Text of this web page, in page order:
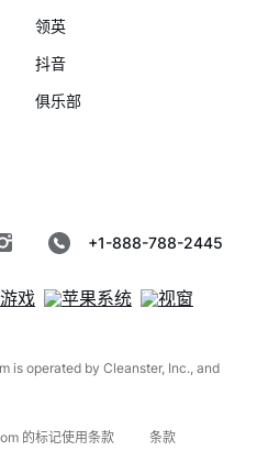
领英
抖音
俱乐部
+1-888-788-2445
is operated by Cleanster, Inc., and
的标记使用条款 条款